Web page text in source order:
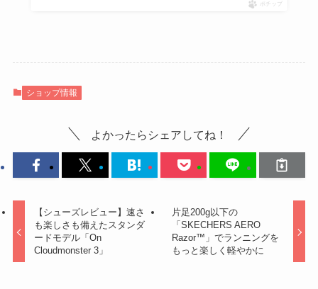
ポチップ
ショップ情報
よかったらシェアしてね！
【シューズレビュー】速さ
も楽しさも備えたスタンダ
ードモデル「On
Cloudmonster 3」
片足200g以下の
「SKECHERS AERO
Razor™」でランニングを
もっと楽しく軽やかに